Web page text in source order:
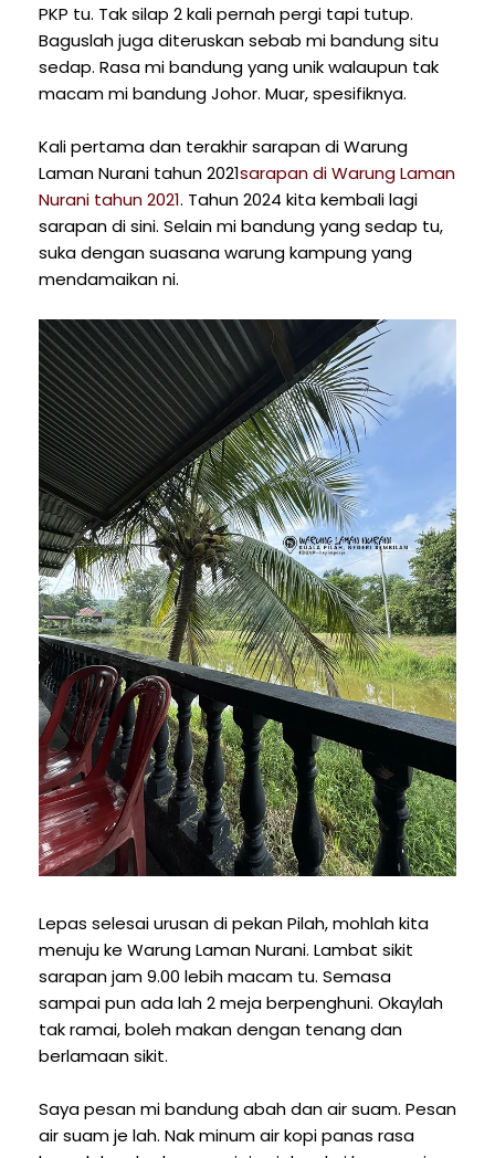
PKP tu. Tak silap 2 kali pernah pergi tapi tutup.
Baguslah juga diteruskan sebab mi bandung situ
sedap. Rasa mi bandung yang unik walaupun tak
macam mi bandung Johor. Muar, spesifiknya.
Kali pertama dan terakhir sarapan di Warung
Laman Nurani tahun 2021sarapan di Warung Laman
Nurani tahun 2021. Tahun 2024 kita kembali lagi
sarapan di sini. Selain mi bandung yang sedap tu,
suka dengan suasana warung kampung yang
mendamaikan ni.
Lepas selesai urusan di pekan Pilah, mohlah kita
menuju ke Warung Laman Nurani. Lambat sikit
sarapan jam 9.00 lebih macam tu. Semasa
sampai pun ada lah 2 meja berpenghuni. Okaylah
tak ramai, boleh makan dengan tenang dan
berlamaan sikit.
Saya pesan mi bandung abah dan air suam. Pesan
air suam je lah. Nak minum air kopi panas rasa